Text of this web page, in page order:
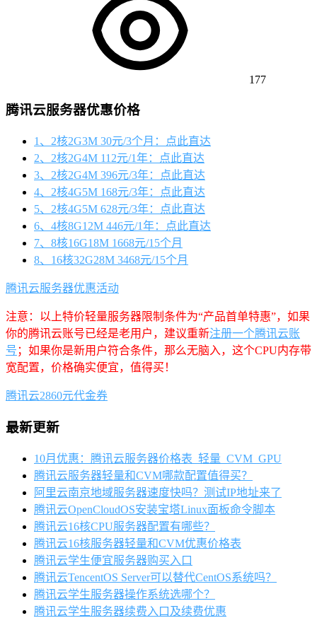
177
腾讯云服务器优惠价格
1、2核2G3M 30元/3个月：点此直达
2、2核2G4M 112元/1年：点此直达
3、2核2G4M 396元/3年：点此直达
4、2核4G5M 168元/3年：点此直达
5、2核4G5M 628元/3年：点此直达
6、4核8G12M 446元/1年：点此直达
7、8核16G18M 1668元/15个月
8、16核32G28M 3468元/15个月
腾讯云服务器优惠活动
注意：以上特价轻量服务器限制条件为“产品首单特惠”，如果
你的腾讯云账号已经是老用户，建议重新注册一个腾讯云账
号 ；如果你是新用户符合条件，那么无脑入，这个CPU内存带
宽配置，价格确实便宜，值得买！
腾讯云2860元代金券
最新更新
10月优惠：腾讯云服务器价格表_轻量_CVM_GPU
腾讯云服务器轻量和CVM哪款配置值得买？
阿里云南京地域服务器速度快吗？测试IP地址来了
腾讯云OpenCloudOS安装宝塔Linux面板命令脚本
腾讯云16核CPU服务器配置有哪些？
腾讯云16核服务器轻量和CVM优惠价格表
腾讯云学生便宜服务器购买入口
腾讯云TencentOS Server可以替代CentOS系统吗？
腾讯云学生服务器操作系统选哪个？
腾讯云学生服务器续费入口及续费优惠